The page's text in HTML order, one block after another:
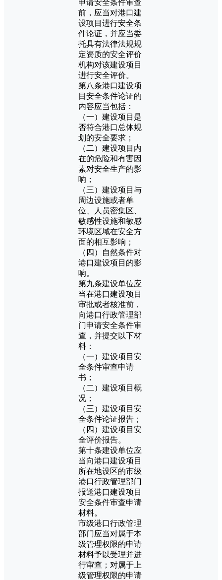
申请安全条件审查
前，应当对港口建
设项目进行安全条
件论证，并应当委
托具有法律法规规
定资质的安全评价
机构对该建设项目
进行安全评价。
第八条港口建设项
目安全条件论证的
内容应当包括：
（一）建设项目是
否符合港口总体规
划的安全要求；
（二）建设项目内
在的危险和有害因
素对安全生产的影
响；
（三）建设项目与
周边设施或者单
位、人员密集区、
敏感性设施和敏感
环境区域在安全方
面的相互影响；
（四）自然条件对
港口建设项目的影
响。
第九条建设单位应
当在港口建设项目
审批或者核准前，
向港口行政管理部
门申请安全条件审
查，并提交以下材
料：
（一）建设项目安
全条件审查申请
书；
（二）建设项目概
况；
（三）建设项目安
全条件论证报告；
（四）建设项目安
全评价报告。
第十条建设单位应
当向港口建设项目
所在地设区的市级
港口行政管理部门
报送港口建设项目
安全条件审查申请
材料。
市级港口行政管理
部门应当对属于本
级管理权限的申请
材料予以受理并进
行审查；对属于上
级管理权限的申请